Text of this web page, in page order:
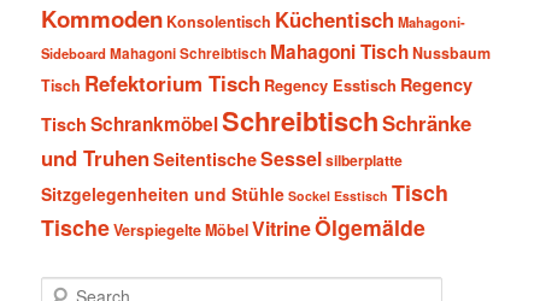
Kommoden Konsolentisch Küchentisch Mahagoni-
SideboardMahagoni Schreibtisch Mahagoni TischNussbaum
Tisch Refektorium Tisch Regency Esstisch Regency
Tisch SchrankmöbelSchreibtischSchränke
und TruhenSeitentischeSesselsilberplatte
Sitzgelegenheiten und Stühle Sockel Esstisch Tisch
TischeVerspiegelte MöbelVitrineÖlgemälde